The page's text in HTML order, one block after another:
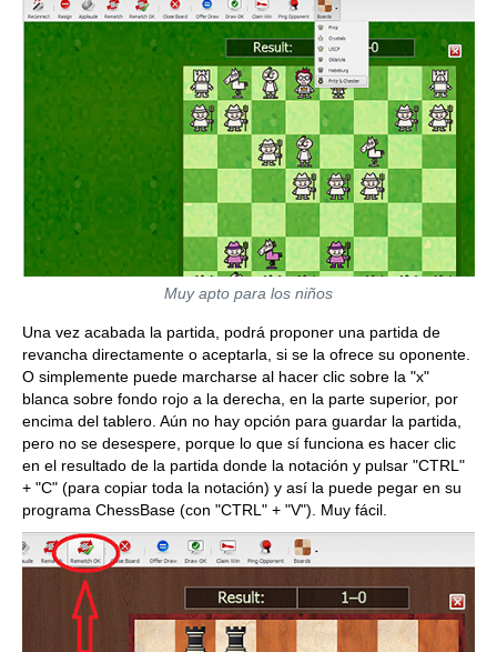
Muy apto para los niños
Una vez acabada la partida, podrá proponer una partida de
revancha directamente o aceptarla, si se la ofrece su oponente.
O simplemente puede marcharse al hacer clic sobre la "x"
blanca sobre fondo rojo a la derecha, en la parte superior, por
encima del tablero. Aún no hay opción para guardar la partida,
pero no se desespere, porque lo que sí funciona es hacer clic
en el resultado de la partida donde la notación y pulsar "CTRL"
+ "C" (para copiar toda la notación) y así la puede pegar en su
programa ChessBase (con "CTRL" + "V"). Muy fácil.